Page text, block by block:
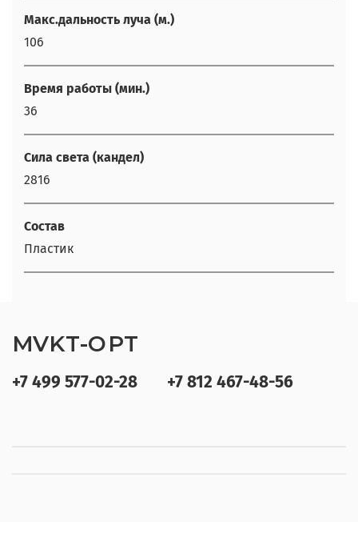
Макс.дальность луча (м.)
106
Время работы (мин.)
36
Сила света (кандел)
2816
Состав
Пластик
+7 499 577-02-28 +7 812 467-48-56
MVKT-OPT